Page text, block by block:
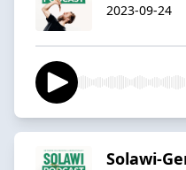
2023-09-24
Solawi-